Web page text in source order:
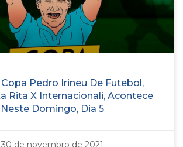
Copa Pedro Irineu De Futebol,
Rita X Internacionali, Acontece
Neste Domingo, Dia 5
30 de novembro de 2021